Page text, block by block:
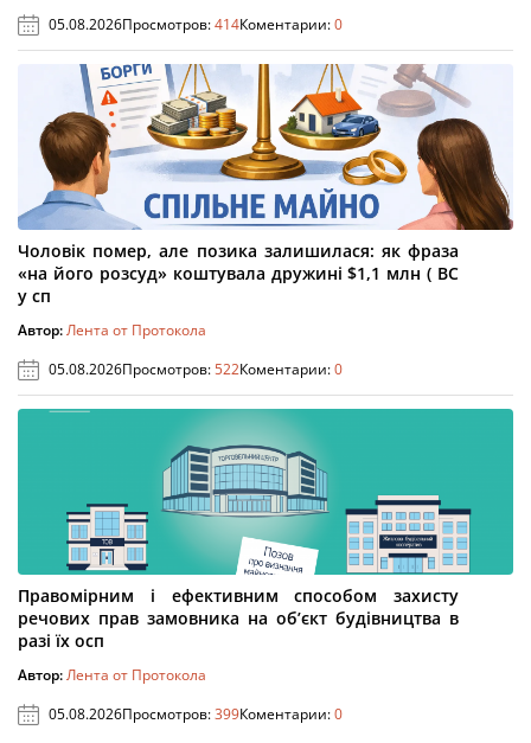
05.08.2026Просмотров:414Коментарии:0
Чоловік помер, але позика залишилася: як фраза
«на його розсуд» коштувала дружині $1,1 млн ( ВС
у сп
Автор:Лента от Протокола
05.08.2026Просмотров:522Коментарии:0
Правомірним і ефективним способом захисту
речових прав замовника на об’єкт будівництва в
разі їх осп
Автор:Лента от Протокола
05.08.2026Просмотров:399Коментарии:0